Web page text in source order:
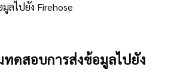
ลไปยัง Firehose
ทดสอบการส่งข้อมูลไปยัง